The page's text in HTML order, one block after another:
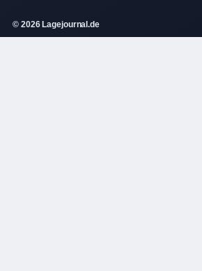
© 2026 Lagejournal.de